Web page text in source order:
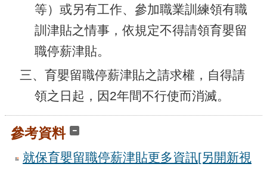
等）或另有工作、參加職業訓練領有職
訓津貼之情事，依規定不得請領育嬰留
職停薪津貼。
三、育嬰留職停薪津貼之請求權，自得請
領之日起，因2年間不行使而消滅。
參考資料
就保育嬰留職停薪津貼更多資訊[另開新視